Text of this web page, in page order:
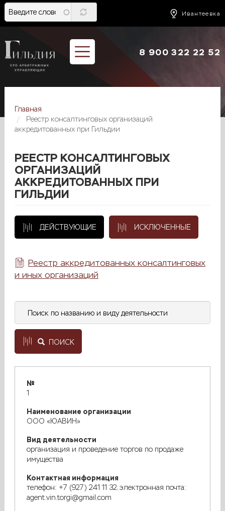
Перейти
основному
Ивантеевка
8 900 322 22 52
Главная
Реестр консалтинговых организаций
аккредитованных при Гильдии
РЕЕСТР КОНСАЛТИНГОВЫХ
ОРГАНИЗАЦИЙ
АККРЕДИТОВАННЫХ ПРИ
ГИЛЬДИИ
ДЕЙСТВУЮЩИЕ ИСКЛЮЧЕННЫЕ
Реестр аккредитованных консалтинговых
и иных организаций
ПОИСК
№
1
Наименование организации
ООО «ЮАВИН»
Вид деятельности
организация и проведение торгов по продаже
имущества
Контактная информация
телефон: +7 (927) 241 11 32, электронная почта:
agent.vin.torgi@gmail.com